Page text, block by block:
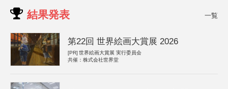
結果発表 一覧
第22回 世界絵画大賞展 2026
[PR] 世界絵画大賞展 実行委員会
共催：株式会社世界堂